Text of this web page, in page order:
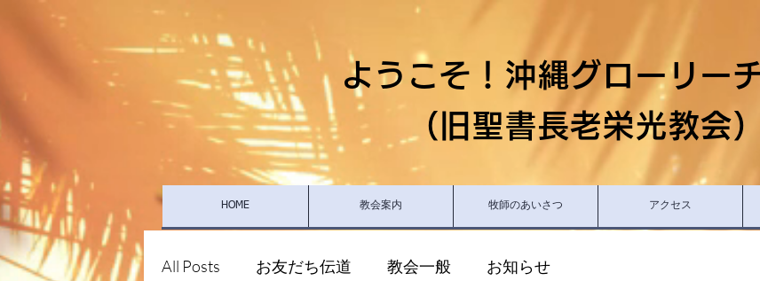
ようこそ！沖縄グローリー
（旧聖書長老栄光教会
HOME 教会案内 牧師のあいさつ アクセス
All Posts お友だち伝道 教会一般 お知らせ